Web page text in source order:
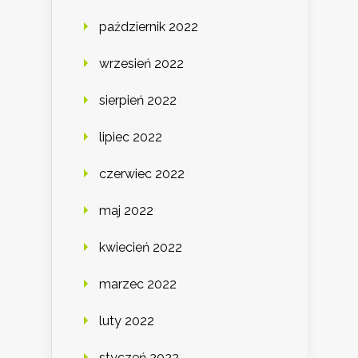
październik 2022
wrzesień 2022
sierpień 2022
lipiec 2022
czerwiec 2022
maj 2022
kwiecień 2022
marzec 2022
luty 2022